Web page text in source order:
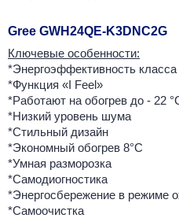
Gree GWH24QE-K3DNC2G
Ключевые особенности:
*Энергоэффективность
*Функция «I Feel»
*Работают на обогрев до - 22
*Низкий уровень шума
*Стильный дизайн
*Экономный обогрев 8°С
*Умная разморозка
*Самодиогностика
*Энергосбережение в режиме
*Самоочистка